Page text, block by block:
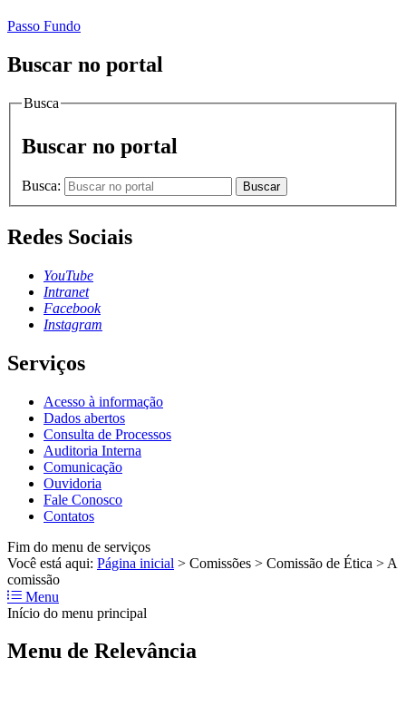
Passo Fundo
Buscar no portal
Busca
Buscar no portal
Busca: Buscar
Redes Sociais
YouTube
Intranet
Facebook
Instagram
Serviços
Acesso à informação
Dados abertos
Consulta de Processos
Auditoria Interna
Comunicação
Ouvidoria
Fale Conosco
Contatos
Fim do menu de serviços
Você está aqui: Página inicial > Comissões > Comissão de Ética > A
comissão
Menu
Início do menu principal
Menu de Relevância